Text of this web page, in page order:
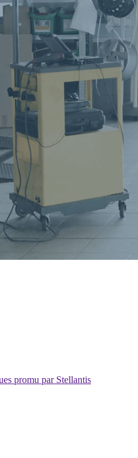
promu par Stellantis